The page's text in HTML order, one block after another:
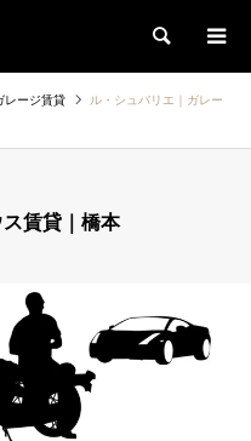
検索
レージ賃貸
ル・シュバリエ｜ガレー
賃貸｜橋本